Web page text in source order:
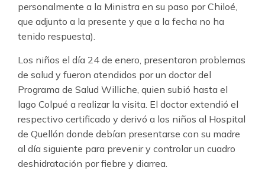
personalmente a la Ministra en su paso por Chiloé,
que adjunto a la presente y que a la fecha no ha
tenido respuesta).
Los niños el día 24 de enero, presentaron problemas
de salud y fueron atendidos por un doctor del
Programa de Salud Williche, quien subió hasta el
lago Colpué a realizar la visita. El doctor extendió el
respectivo certificado y derivó a los niños al Hospital
de Quellón donde debían presentarse con su madre
al día siguiente para prevenir y controlar un cuadro
deshidratación por fiebre y diarrea.